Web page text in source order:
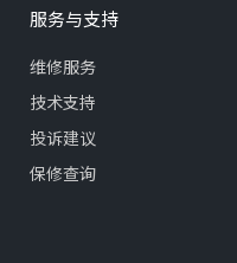
服务与支持
维修服务
技术支持
投诉建议
保修查询